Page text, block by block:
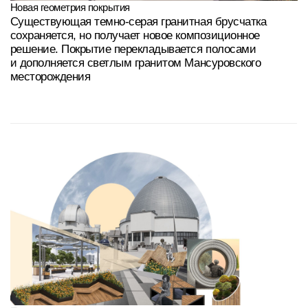
архитектурной строгостью и комфортной атмосферой
городского парка
Многофункциональный
комплекс
Благоустройство
и работы